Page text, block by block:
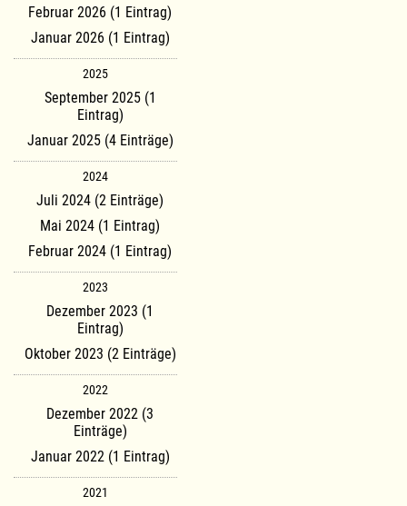
Februar 2026 (1 Eintrag)
Januar 2026 (1 Eintrag)
2025
September 2025 (1
Eintrag)
Januar 2025 (4 Einträge)
2024
Juli 2024 (2 Einträge)
Mai 2024 (1 Eintrag)
Februar 2024 (1 Eintrag)
2023
Dezember 2023 (1
Eintrag)
Oktober 2023 (2 Einträge)
2022
Dezember 2022 (3
Einträge)
Januar 2022 (1 Eintrag)
2021